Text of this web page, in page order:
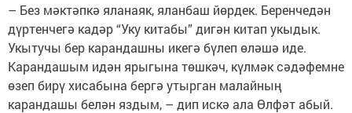
– Без мәктәпкә яланаяк, яланбаш йөрдек. Беренчедән
дүртенчегә кадәр “Уку китабы” дигән китап укыдык.
Укытучы бер карандашны икегә бүлеп өләшә иде.
Карандашым идән ярыгына төшкәч, күлмәк сәдәфемне
өзеп бирү хисабына бергә утырган малайның
карандашы белән яздым, – дип искә ала Өлфәт абый.